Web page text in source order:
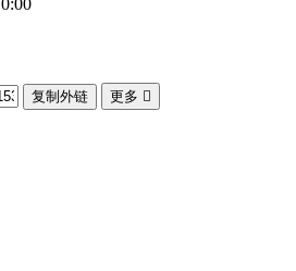
复制外链 更多 